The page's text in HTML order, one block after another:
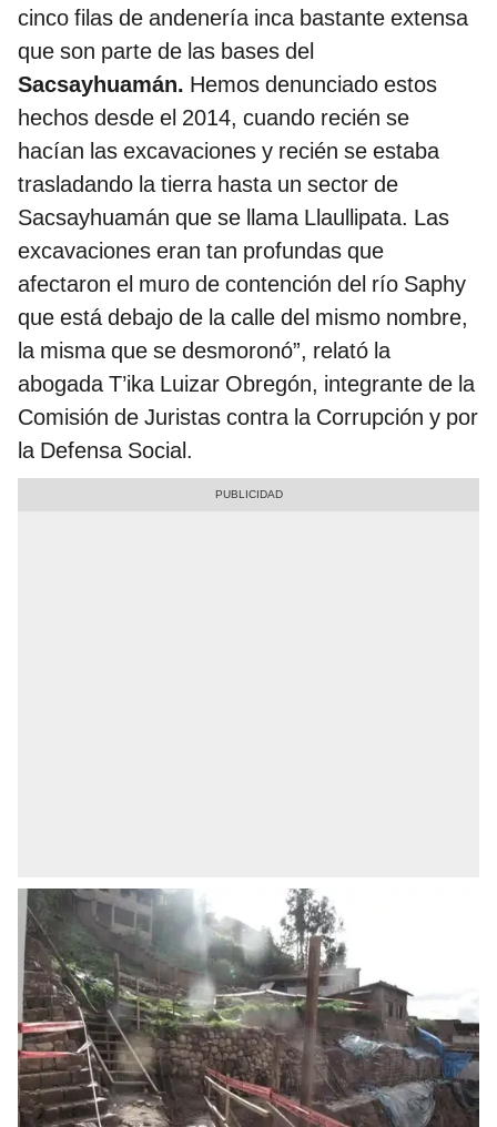
cinco filas de andenería inca bastante extensa
que son parte de las bases del
Sacsayhuamán. Hemos denunciado estos
hechos desde el 2014, cuando recién se
hacían las excavaciones y recién se estaba
trasladando la tierra hasta un sector de
Sacsayhuamán que se llama Llaullipata. Las
excavaciones eran tan profundas que
afectaron el muro de contención del río Saphy
que está debajo de la calle del mismo nombre,
la misma que se desmoronó”, relató la
abogada T’ika Luizar Obregón, integrante de la
Comisión de Juristas contra la Corrupción y por
la Defensa Social.